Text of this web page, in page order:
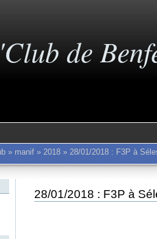
de
» manif» 2018» 28/01/2018 : F3P à
28/01/2018 : F3P à